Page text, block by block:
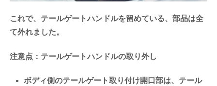
これで、テールゲートハンドルを留めている、部品は全
て外れました。
注意点：テールゲートハンドルの取り外し
ボディ側のテールゲート取り付け開口部は、テール